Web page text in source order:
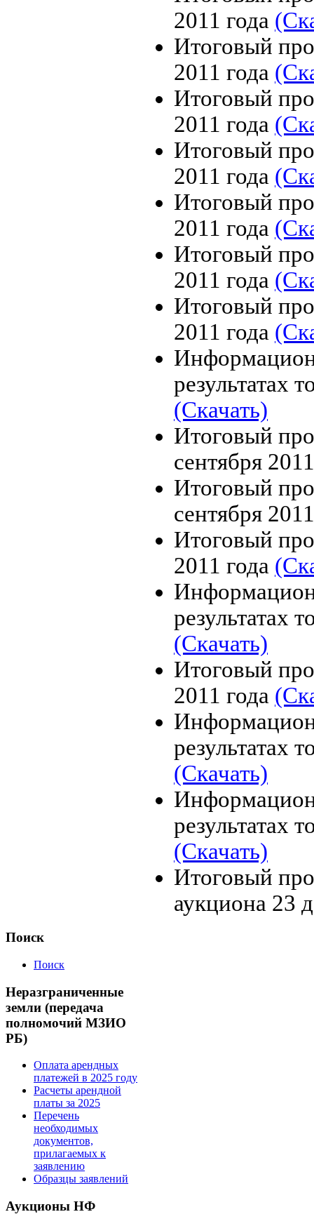
2011 года
Итоговый
2011 года
Итоговый
2011 года
Итоговый
2011 года
Итоговый
2011 года
Итоговый
2011 года
Итоговый
2011 года
результатах
(Скачать)
Итоговый
сентября
Итоговый
сентября
Итоговый
2011 года
результатах
(Скачать)
Итоговый
2011 года
результатах
(Скачать)
результатах
(Скачать)
Итоговый
аукциона 23
Поиск
Поиск
Неразграниченные
земли (передача
полномочий МЗИО
РБ)
Оплата арендных
платежей в 2025 году
Расчеты арендной
платы за 2025
Перечень
необходимых
документов,
прилагаемых к
заявлению
Образцы заявлений
Аукционы НФ